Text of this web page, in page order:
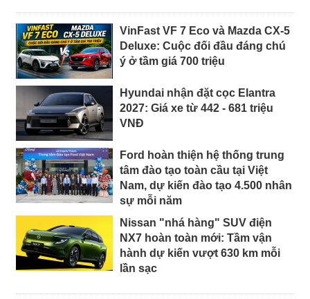
VinFast VF 7 Eco và Mazda CX-5
Deluxe: Cuộc đối đầu đáng chú
ý ở tầm giá 700 triệu
Hyundai nhận đặt cọc Elantra
2027: Giá xe từ 442 - 681 triệu
VNĐ
Ford hoàn thiện hệ thống trung
tâm đào tạo toàn cầu tại Việt
Nam, dự kiến đào tạo 4.500 nhân
sự mỗi năm
Nissan "nhá hàng" SUV điện
NX7 hoàn toàn mới: Tầm vận
hành dự kiến vượt 630 km mỗi
lần sạc